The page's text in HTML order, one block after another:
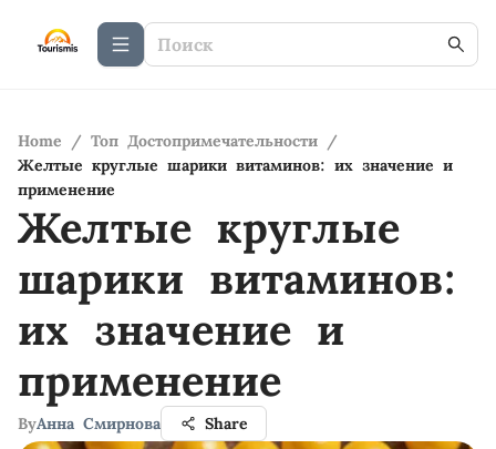
Home / Топ Достопримечательности /
Желтые круглые шарики витаминов: их значение и
применение
Желтые круглые
шарики витаминов:
их значение и
применение
ByАнна Смирнова Share